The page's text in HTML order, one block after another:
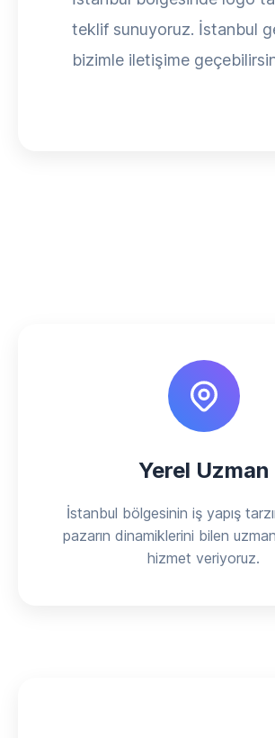
teklif sunuyoruz. İstanbul
bizimle iletişime
Yerel Uzman
İstanbul bölgesinin iş yapış
pazarın dinamiklerini bilen
hizmet veriyoruz.